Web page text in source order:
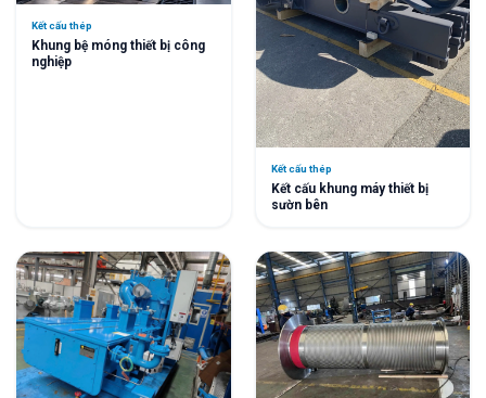
Kết cấu thép
Khung bệ móng thiết bị công
nghiệp
Kết cấu thép
Kết cấu khung máy thiết bị
sườn bên